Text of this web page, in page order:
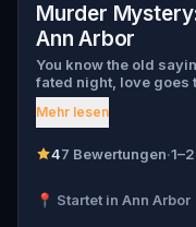
Murder
Ann Arbor
You know the old
fated night, love goes
and Walter Bridges .
found dead during a
Walter, the obsessed
suspects, and expose
Mehr lesen
47 Bewertungen·
📍 Startet in Ann Arbor